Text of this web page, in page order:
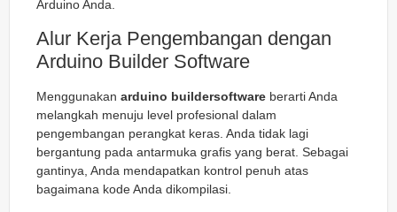
Arduino Anda.
Alur Kerja Pengembangan dengan
Arduino Builder Software
Menggunakan arduino buildersoftware berarti Anda
melangkah menuju level profesional dalam
pengembangan perangkat keras. Anda tidak lagi
bergantung pada antarmuka grafis yang berat. Sebagai
gantinya, Anda mendapatkan kontrol penuh atas
bagaimana kode Anda dikompilasi.